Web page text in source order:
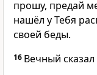
прошу, предай
нашёл у Тебя
своей беды.
16 Вечный